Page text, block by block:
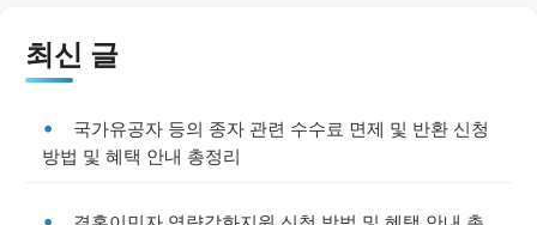
최신 글
국가유공자 등의 종자 관련 수수료 면제 및 반환 신청
방법 및 혜택 안내 총정리